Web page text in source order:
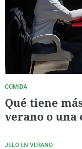
COMIDA
Qué tiene
verano o una
JELO EN VERANO